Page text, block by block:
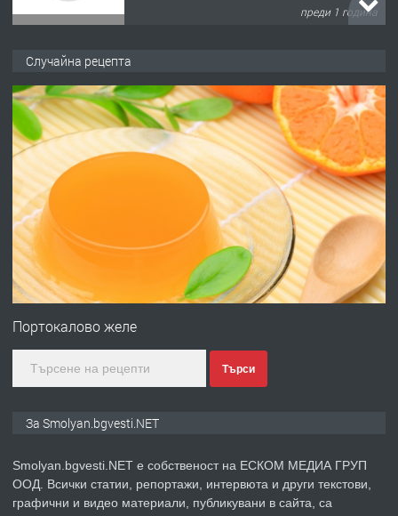
преди 2 години
НЕГОВОТО КАЧЕСТВО
преди 2 години
ПРЕДЛАГА Имот в Северна Гърция, до Кавала
преди 2 години
ПРЕДЛАГА Иглолистни Пелети клас А1
преди 2 години
Случайна рецепта
Портокалово желе
Търси
За Smolyan.bgvesti.NET
Smolyan.bgvesti.NET е собственост на ЕСКОМ МЕДИА ГРУП
ООД. Всички статии, репортажи, интервюта и други текстови,
графични и видео материали, публикувани в сайта, са